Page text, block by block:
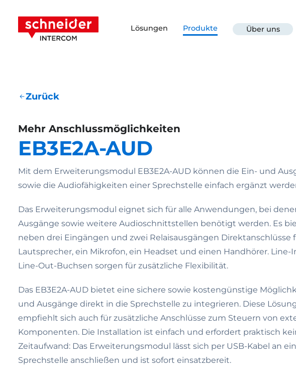
Lösungen Produkte Über uns
Zurück
Mehr Anschlussmöglichkeiten
EB3E2A-AUD
Mit dem Erweiterungsmodul EB3E2A-AUD können die Ein- und
sowie die Audiofähigkeiten einer Sprechstelle einfach ergänzt
Das Erweiterungsmodul eignet sich für alle Anwendungen, bei
Ausgänge sowie weitere Audioschnittstellen benötigt werden. Es
neben drei Eingängen und zwei Relaisausgängen Direktanschlüsse
Lautsprecher, ein Mikrofon, ein Headset und einen Handhörer. Line-
Line-Out-Buchsen sorgen für zusätzliche Flexibilität.
Das EB3E2A-AUD bietet eine sichere sowie kostengünstige
und Ausgänge direkt in die Sprechstelle zu integrieren. Diese
empfiehlt sich auch für zusätzliche Anschlüsse zum Steuern von
Komponenten. Die Installation ist einfach und erfordert praktisch
Zeitaufwand: Das Erweiterungsmodul lässt sich per USB-Kabel an
Sprechstelle anschließen und ist sofort einsatzbereit.